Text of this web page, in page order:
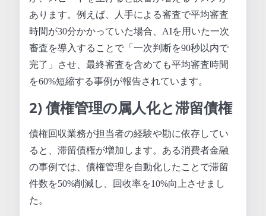
あります。例えば、人手による審査で平均審査
時間が30分かかっていた場合、AIを用いた一次
審査を導入することで「一次判断を90秒以内で
完了」させ、最終審査を含めても平均審査時間
を60%短縮する事例が報告されています。
2) 債権管理の属人化と滞留債権
債権回収業務が担当者の経験や勘に依存してい
ると、滞留債権が増加します。ある消費者金融
の事例では、債権管理を自動化したことで滞留
件数を50%削減し、回收率を10%向上させまし
た。